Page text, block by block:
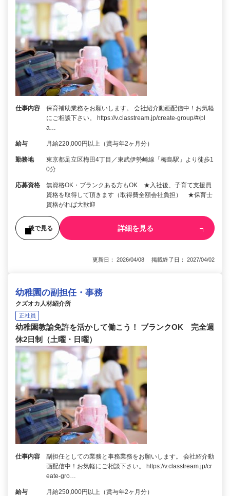
仕事内容
保育補助業務をお願いします。 会社紹介動画配信中！お気軽
にご相談下さい。 https://v.classtream.jp/create-group/#/pl
a…
給与 月給220,000円以上（賞与年2ヶ月分）
勤務地
東京都足立区梅田4丁目／東武伊勢崎線「梅島駅」より徒歩1
0分
応募資格
無資格OK・ブランクある方もOK ★入社後、子育て支援員
資格を取得して頂きます（取得費全額会社負担） ★保育士
資格がれば大歓迎
後で見る 詳細を見る
更新日： 2026/04/08 掲載終了日： 2027/04/02
幼稚園の副担任・事務
クズオカ人材紹介所
正社員
幼稚園教諭免許を活かして働こう！ ブランクOK 完全週
休2日制（土曜・日曜）
仕事内容
副担任としての業務と事務業務をお願いします。 会社紹介動
画配信中！お気軽にご相談下さい。 https://v.classtream.jp/cr
eate-gro…
給与 月給250,000円以上（賞与年2ヶ月分）